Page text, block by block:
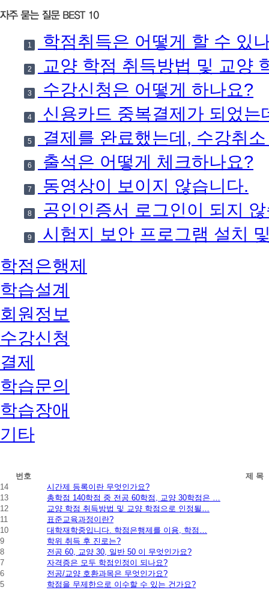
1 학점취득은 어떻게 할 수 있
2 교양 학점 취득방법 및 교양
3 수강신청은 어떻게 하나요?
4 신용카드 중복결제가 되었는
5 결제를 완료했는데, 수강취
6 출석은 어떻게 체크하나요?
7 동영상이 보이지 않습니다.
8 공인인증서 로그인이 되지
9
시험지 보안 프로그램 설치
학점은행제
학습설계
회원정보
수강신청
결제
학습문의
학습장애
기타
점
은
행
제
자
주
묻
는
질
문
번호
제 목
14
시간제 등록이란 무엇인가요?
13
총학점 140학점 중 전공 60학점, 교양 30학점은 …
12
교양 학점 취득방법 및 교양 학점으로 인정될…
11
표준교육과정이란?
10
대학재학중입니다. 학점은행제를 이용, 학점…
9
학위 취득 후 진로는?
8
전공 60, 교양 30, 일반 50 이 무엇인가요?
7
자격증은 모두 학점인정이 되나요?
6
전공/교양 호환과목은 무엇인가요?
5
학점을 무제한으로 이수할 수 있는 건가요?